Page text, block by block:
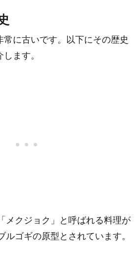
常に古いです。以下にその歴史
ます。
メクジョク」と呼ばれる料理が
ルゴギの原型とされています。